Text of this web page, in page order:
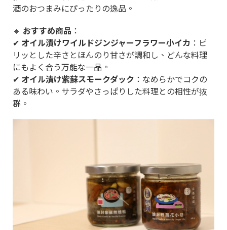
酒のおつまみにぴったりの逸品。
🔹 おすすめ商品 ：
✔ オイル漬けワイルドジンジャーフラワー小イカ ：ピ
リッとした辛さとほんのり甘さが調和し、どんな料理
にもよく合う万能な一品。
✔ オイル漬け紫蘇スモークダック ：なめらかでコクの
ある味わい。サラダやさっぱりした料理との相性が抜
群。